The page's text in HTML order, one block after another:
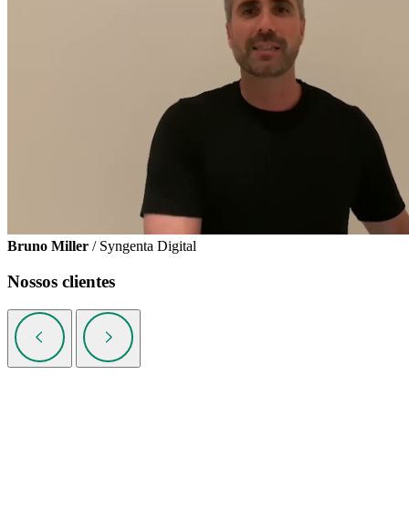
Bruno Miller / Syngenta Digital
Nossos clientes